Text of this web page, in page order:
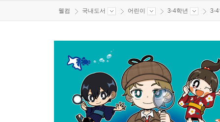
웰컴 국내도서 어린이 3-4학년 3-4